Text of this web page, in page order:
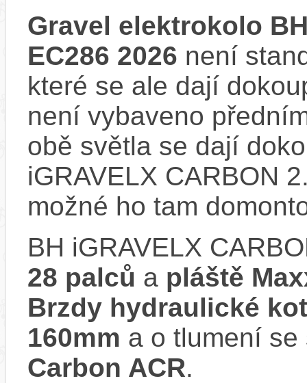
Gravel elektrokolo
EC286 2026 není
které se ale dají
není vybaveno
obě světla se dají
iGRAVELX CARBON
možné ho tam
BH iGRAVELX
28 palců a pláště
Brzdy hydraulické
160mm a o tlumení
Carbon ACR.